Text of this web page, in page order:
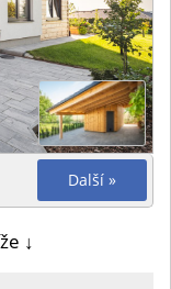
Další »
↓